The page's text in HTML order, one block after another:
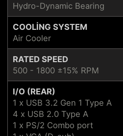
Hydro-Dynamic Bearing
COOLING SYSTEM
Air Cooler
RATED SPEED
500 - 1800 ±15% RPM
I/O (REAR)
1 x USB 3.2 Gen 1 Type A
4 x USB 2.0 Type A
1 x PS/2 Combo port